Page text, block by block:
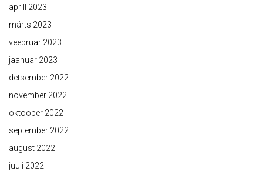
aprill 2023
märts 2023
veebruar 2023
jaanuar 2023
detsember 2022
november 2022
oktoober 2022
september 2022
august 2022
juuli 2022